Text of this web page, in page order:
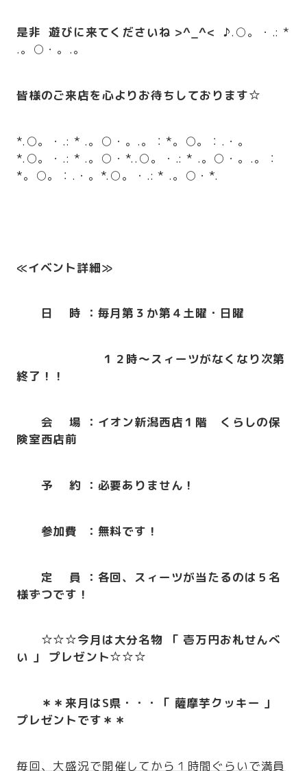
是非遊びに来てくださいね >^_^<♪.○。・.: *
.。○・。.。
皆様のご来店を心よりお待ちしております☆
*.○。・.: * .。○・。.。：*。○。：.・。
*.○。・.: * .。○・*..○。・.: * .。○・。.。：
*。○。：.・。*.○。・.: * .。○・*.
≪イベント詳細≫
日 時 ：毎月第３か第４土曜・日曜
１２時～スィーツがなくなり次第
終了！！
会 場 ：イオン新潟西店１階 くらしの保
険室西店前
予 約 ：必要ありません！
参加費 ：無料です！
定 員 ：各回、スィーツが当たるのは５名
様ずつです！
☆☆☆今月は大分名物 「 壱万円お札せんべ
い 」
プレゼント☆☆☆
＊＊来月はS県・・・「 薩摩芋クッキー 」
プレゼントです＊＊
毎回、大盛況で開催してから１時間ぐらいで満員